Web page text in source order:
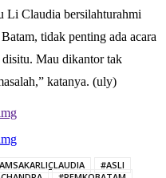
Li Claudia bersilahturahmi
tidak penting ada acara
disitu. Mau dikantor tak
katanya. (uly)
#ASLI